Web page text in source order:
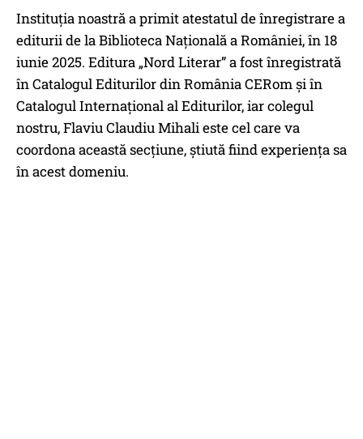
Instituția noastră a primit atestatul de înregistrare a
editurii de la Biblioteca Națională a României, în 18
iunie 2025. Editura „Nord Literar” a fost înregistrată
în Catalogul Editurilor din România CERom și în
Catalogul Internațional al Editurilor, iar colegul
nostru, Flaviu Claudiu Mihali este cel care va
coordona această secțiune, știută fiind experiența sa
în acest domeniu.